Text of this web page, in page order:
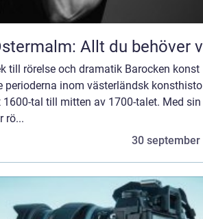
Allt du behöver
till rörelse och dramatik Barocken konst
perioderna inom västerländsk
tal till mitten av 1700-talet. Med sin
rö...
30 september